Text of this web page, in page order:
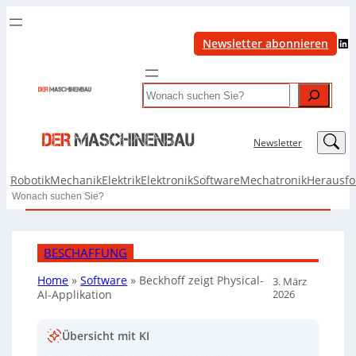
Newsletter abonnieren LinkedIn
Search
Newsletter LinkedIn
RobotikMechanikElektrikElektronikSoftwareMechatronik
Search
BESCHAFFUNG
Home »Software » Beckhoff zeigt Physical-
AI-Applikation
3. März
2026
Übersicht mit KI